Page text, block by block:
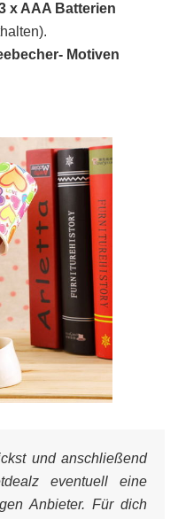
x AAA Batterien
Motiven
und anschließend
eventuell eine
Anbieter. Für dich